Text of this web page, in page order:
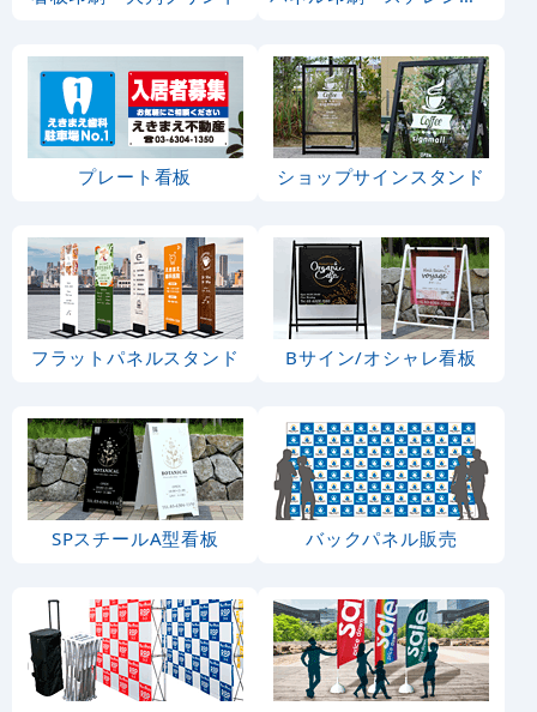
プレート看板 ショップサインスタンド
フラットパネルスタンド Bサイン/オシャレ看板
SPスチールA型看板 バックパネル販売